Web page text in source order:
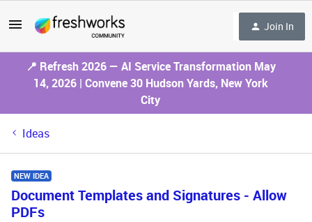
Join In
📍 Refresh 2026 — AI Service Transformation May
14, 2026 | Convene 30 Hudson Yards, New York
City
Ideas
NEW IDEA
Document Templates and Signatures - Allow
PDFs